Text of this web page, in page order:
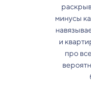
минусы
и
про